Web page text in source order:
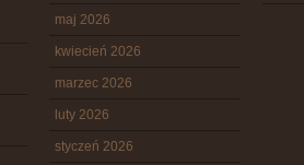
maj 2026
kwiecień 2026
marzec 2026
luty 2026
styczeń 2026